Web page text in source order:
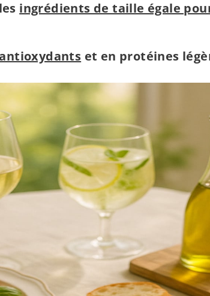
ingrédients de taille égale
et en protéines